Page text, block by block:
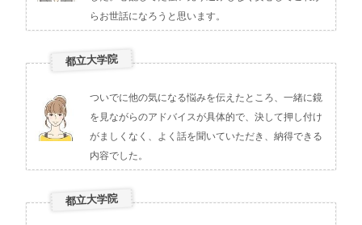
らお世話になろうと思います。
都立大学院
ついでに他の気になる悩みを伝えたところ、一緒に鏡
を見ながらのアドバイスが具体的で、決して押し付け
がましくなく、よく話を聞いていただき、納得できる
内容でした。
都立大学院